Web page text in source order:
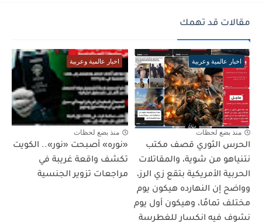
مقالات قد تهمك
اخبار عالمية وعربية
منذ بضع لحظات
الحرس الثوري قصف مكتب
نتنياهو من شوية، والمقاتلات
الحربية الأمريكية بتقع زي الرز،
وواضح إن النهارده هيكون يوم
مختلف تمامًا، وهيكون أول يوم
نشوف فيه انكسار للغطرسة
اخبار عالمية وعربية
منذ بضع لحظات
«نوره» أصبحت «نور».. الكويت
تكشف واقعة غريبة في
مراجعات تزوير الجنسية